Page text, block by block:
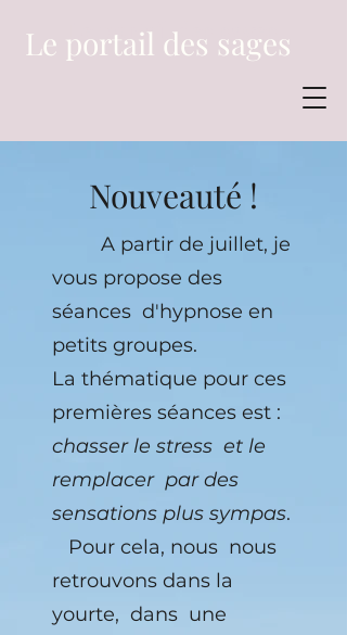
Le portail des sages
Le portail des sages
Nouveauté !
A partir de juillet, je
vous propose des
séances d'hypnose en
petits groupes.
La thématique pour ces
premières séances est :
chasser le stress et le
remplacer par des
sensations plus sympas.
Pour cela, nous nous
retrouvons dans la
yourte, dans une